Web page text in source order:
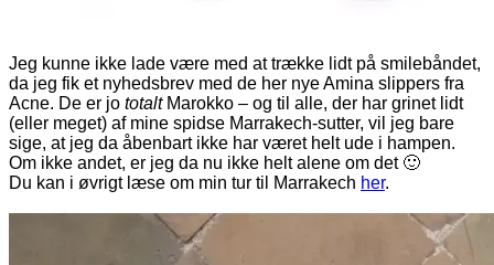
Jeg kunne ikke lade være med at trække lidt på smilebåndet,
da jeg fik et nyhedsbrev med de her nye Amina slippers fra
Acne. De er jo totaltMarokko – og til alle, der har grinet lidt
(eller meget) af mine spidse Marrakech-sutter, vil jeg bare
sige, at jeg da åbenbart ikke har været helt ude i hampen.
Om ikke andet, er jeg da nu ikke helt alene om det 🙂
Du kan i øvrigt læse om min tur til Marrakech her.